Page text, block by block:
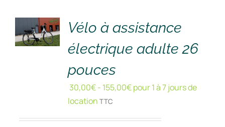
DÉTAILS
Vélo à assistance
électrique adulte 26
pouces
30,00€- 155,00€pour 1 à 7 jours de
location TTC